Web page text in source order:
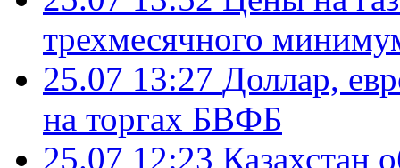
трехмесячного
25.07 13:27 Доллар,
на торгах БВФБ
25.07 12:23 Казахстан